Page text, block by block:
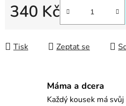
340 Kč
Tisk Zeptat se
Máma a dcera
Každý kousek má